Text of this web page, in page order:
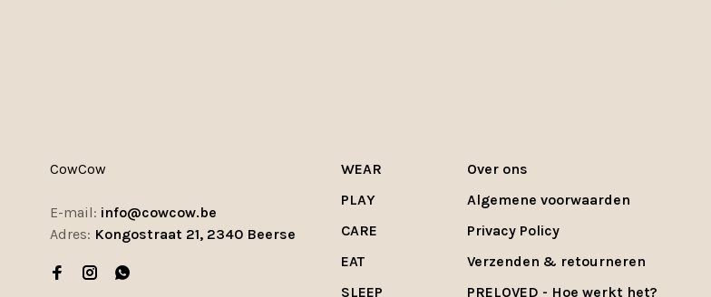
CowCow
E-mail: info@cowcow.be
Adres: Kongostraat 21, 2340 Beerse
WEAR
PLAY
CARE
EAT
SLEEP
Over ons
Algemene voorwaarden
Privacy Policy
Verzenden & retourneren
PRELOVED - Hoe werkt het?